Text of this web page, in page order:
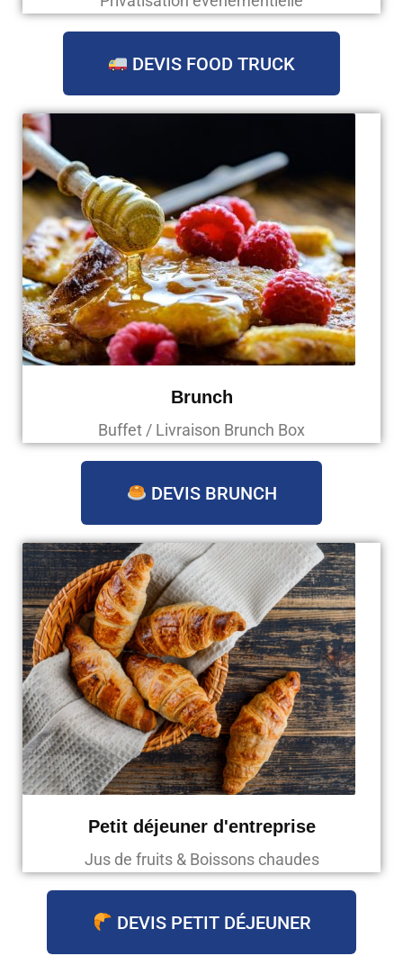
DEVIS FOOD TRUCK
Brunch
Buffet / Livraison Brunch Box
DEVIS BRUNCH
Petit déjeuner d'entreprise
Jus de fruits & Boissons chaudes
DEVIS PETIT DÉJEUNER